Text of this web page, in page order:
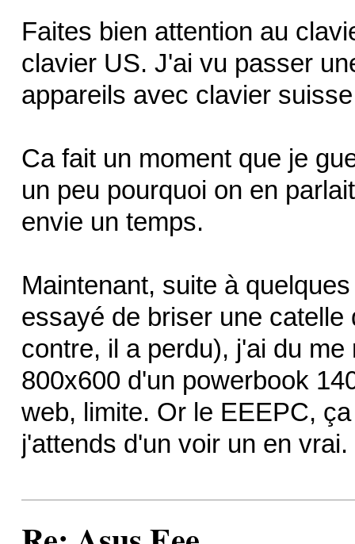
Faites bien attention au
clavier US. J'ai vu passer
appareils avec clavier
Ca fait un moment que je
un peu pourquoi on en
envie un temps.
Maintenant, suite à
essayé de briser une
contre, il a perdu), j'ai du
800x600 d'un powerbook
web, limite. Or le EEEPC,
j'attends d'un voir un en vrai.